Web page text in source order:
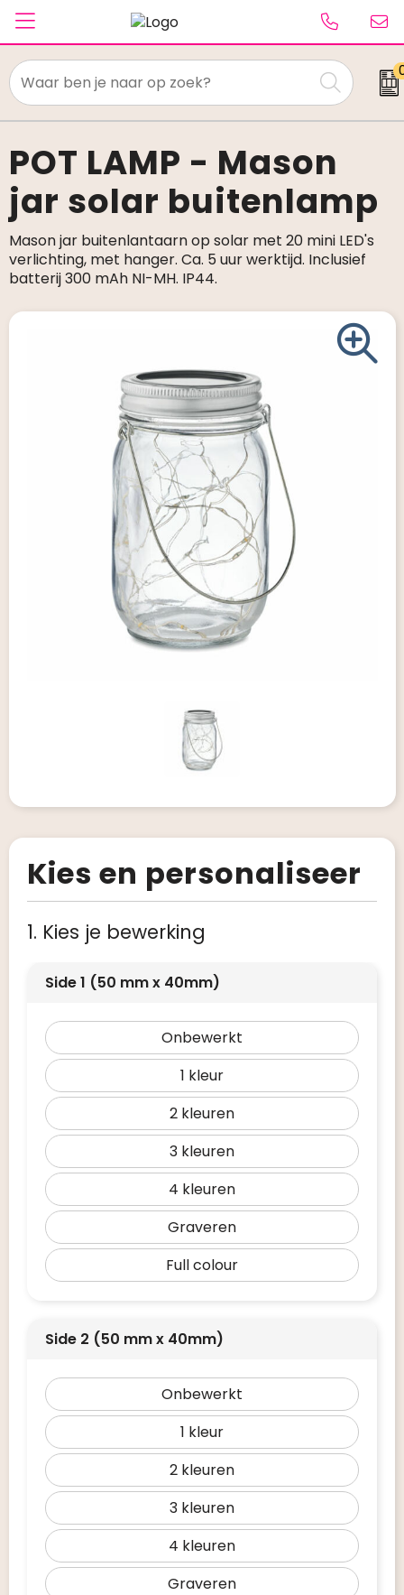
Textiel
Paraplu's
Caps & Beanies
Tassen
Drinkwaren
Schrijfwaren
Kantoorartikelen
POT LAMP - Mason
jar solar buitenlamp
Mason jar buitenlantaarn op solar met 20 mini LED's
verlichting, met hanger. Ca. 5 uur werktijd. Inclusief
batterij 300 mAh NI-MH. IP44.
Kies en personaliseer
1. Kies je bewerking
Side 1 (50 mm x 40mm)
Onbewerkt
1
2
3
4
Graveren
Full colour
Side 2 (50 mm x 40mm)
Onbewerkt
1
2
3
4
Graveren